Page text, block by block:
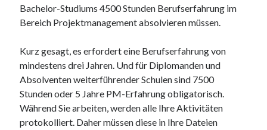
Bachelor-Studiums 4500 Stunden Berufserfahrung im
Bereich Projektmanagement absolvieren müssen.
Kurz gesagt, es erfordert eine Berufserfahrung von
mindestens drei Jahren. Und für Diplomanden und
Absolventen weiterführender Schulen sind 7500
Stunden oder 5 Jahre PM-Erfahrung obligatorisch.
Während Sie arbeiten, werden alle Ihre Aktivitäten
protokolliert. Daher müssen diese in Ihre Dateien